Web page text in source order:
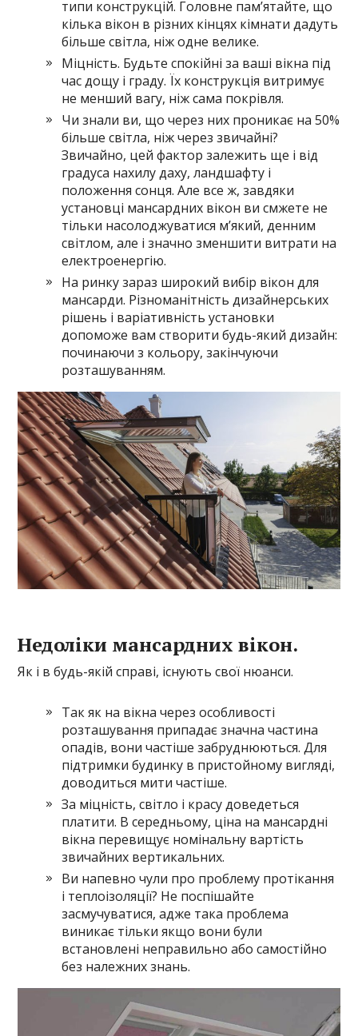
типи конструкцій. Головне пам’ятайте, що
кілька вікон в різних кінцях кімнати дадуть
більше світла, ніж одне велике.
Міцність. Будьте спокійні за ваші вікна під
час дощу і граду. Їх конструкція витримує
не менший вагу, ніж сама покрівля.
Чи знали ви, що через них проникає на 50%
більше світла, ніж через звичайні?
Звичайно, цей фактор залежить ще і від
градуса нахилу даху, ландшафту і
положення сонця. Але все ж, завдяки
установці мансардних вікон ви смжете не
тільки насолоджуватися м’який, денним
світлом, але і значно зменшити витрати на
електроенергію.
На ринку зараз широкий вибір вікон для
мансарди. Різноманітність дизайнерських
рішень і варіативність установки
допоможе вам створити будь-який дизайн:
починаючи з кольору, закінчуючи
розташуванням.
Недоліки мансардних вікон.
Як і в будь-якій справі, існують свої нюанси.
Так як на вікна через особливості
розташування припадає значна частина
опадів, вони частіше забруднюються. Для
підтримки будинку в пристойному вигляді,
доводиться мити частіше.
За міцність, світло і красу доведеться
платити. В середньому, ціна на мансардні
вікна перевищує номінальну вартість
звичайних вертикальних.
Ви напевно чули про проблему протікання
і теплоізоляції? Не поспішайте
засмучуватися, адже така проблема
виникає тільки якщо вони були
встановлені неправильно або самостійно
без належних знань.